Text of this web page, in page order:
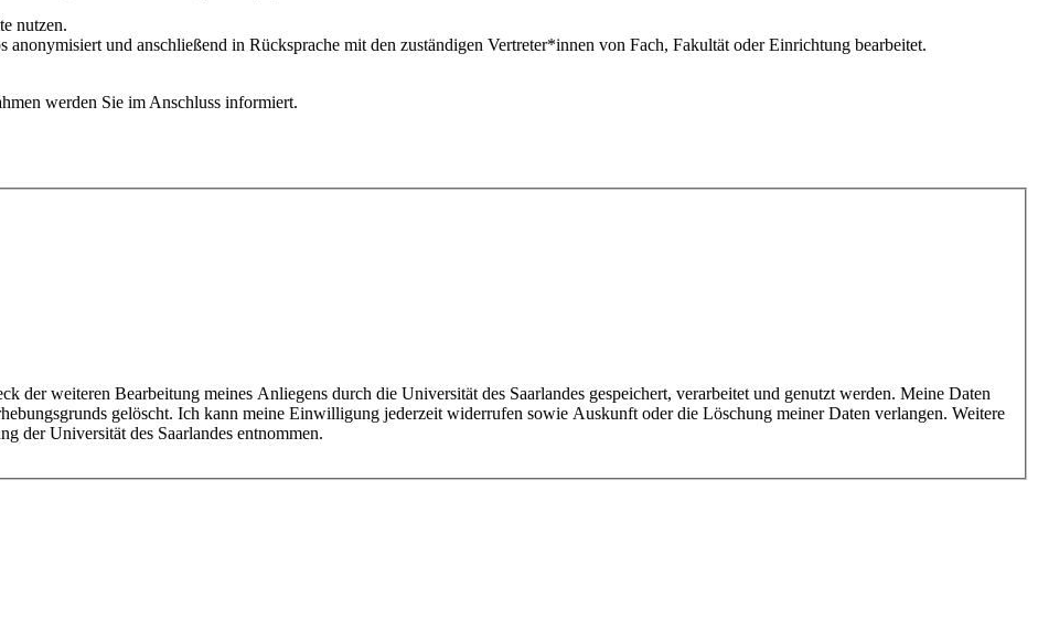
nutzen.
und anschließend in Rücksprache mit den zuständigen Vertreter*innen von Fach, Fakultät oder Einrichtung bearbeitet.
werden Sie im Anschluss informiert.
gelöscht. Ich kann meine Einwilligung jederzeit widerrufen sowie Auskunft oder die Löschung meiner Daten verlangen. Weitere
der Universität des Saarlandes entnommen.